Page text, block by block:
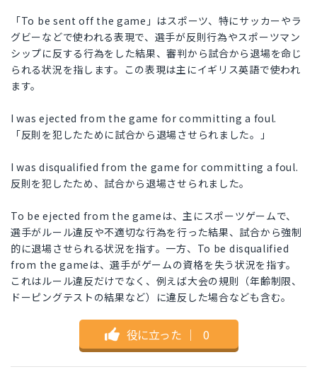
「To be sent off the game」はスポーツ、特にサッカーやラ
グビーなどで使われる表現で、選手が反則行為やスポーツマン
シップに反する行為をした結果、審判から試合から退場を命じ
られる状況を指します。この表現は主にイギリス英語で使われ
ます。
I was ejected from the game for committing a foul.
「反則を犯したために試合から退場させられました。」
I was disqualified from the game for committing a foul.
反則を犯したため、試合から退場させられました。
To be ejected from the gameは、主にスポーツゲームで、
選手がルール違反や不適切な行為を行った結果、試合から強制
的に退場させられる状況を指す。一方、To be disqualified
from the gameは、選手がゲームの資格を失う状況を指す。
これはルール違反だけでなく、例えば大会の規則（年齢制限、
ドーピングテストの結果など）に違反した場合なども含む。
役に立った ｜ 0